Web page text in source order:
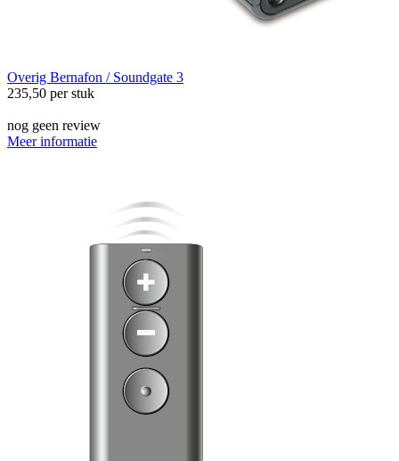
Overig Bernafon / Soundgate 3
235,50 per stuk
nog geen review
Meer informatie